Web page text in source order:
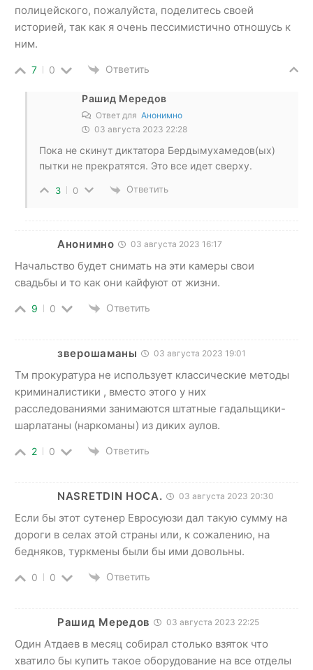
полицейского, пожалуйста, поделитесь своей
историей, так как я очень пессимистично отношусь к
ним.
7 0 Ответить
Рашид Мередов
Ответ для Анонимно
03 августа 2023 22:28
Пока не скинут диктатора Бердымухамедов(ых)
пытки не прекратятся. Это все идет сверху.
3 0 Ответить
Анонимно 03 августа 2023 16:17
Начальство будет снимать на эти камеры свои
свадьбы и то как они кайфуют от жизни.
9 0 Ответить
зверошаманы 03 августа 2023 19:01
Тм прокуратура не использует классические методы
криминалистики , вместо этого у них
расследованиями занимаются штатные гадальщики-
шарлатаны (наркоманы) из диких аулов.
2 0 Ответить
NASRETDIN HOCA. 03 августа 2023 20:30
Если бы этот сутенер Евросуюзи дал такую ​​сумму на
дороги в селах этой страны или, к сожалению, на
бедняков, туркмены были бы ими довольны.
0 0 Ответить
Рашид Мередов 03 августа 2023 22:25
Один Атдаев в месяц собирал столько взяток что
хватило бы купить такое оборудование на все отделы